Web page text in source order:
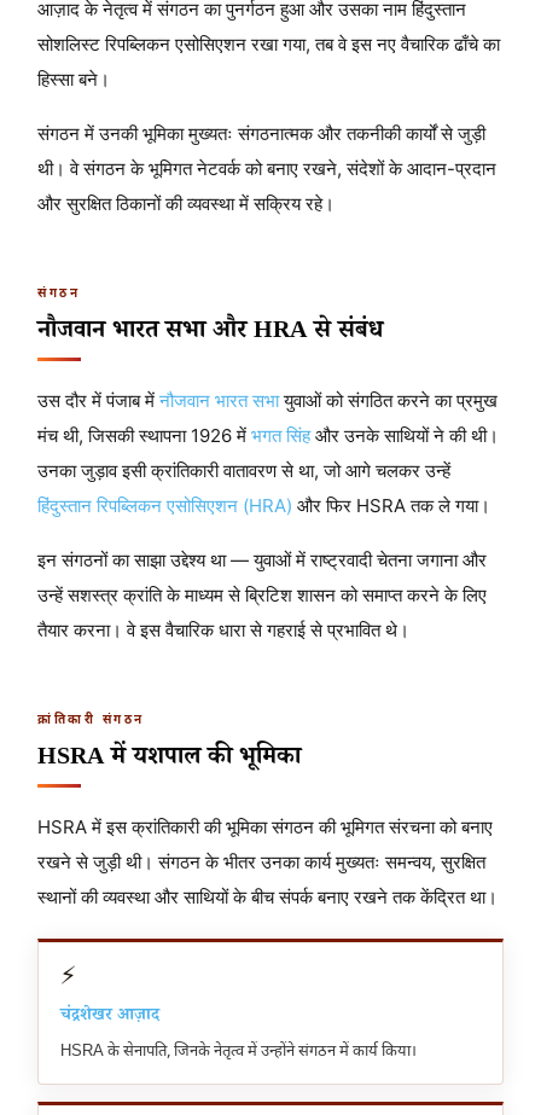
आज़ाद के नेतृत्व में संगठन का पुनर्गठन हुआ और उसका नाम हिंदुस्तान
सोशलिस्ट रिपब्लिकन एसोसिएशन रखा गया, तब वे इस नए वैचारिक ढाँचे का
हिस्सा बने।
संगठन में उनकी भूमिका मुख्यतः संगठनात्मक और तकनीकी कार्यों से जुड़ी
थी। वे संगठन के भूमिगत नेटवर्क को बनाए रखने, संदेशों के आदान-प्रदान
और सुरक्षित ठिकानों की व्यवस्था में सक्रिय रहे।
संगठन
नौजवान भारत सभा और HRA से संबंध
उस दौर में पंजाब मेंनौजवान भारत सभायुवाओं को संगठित करने का प्रमुख
मंच थी, जिसकी स्थापना 1926 में भगत सिंहऔर उनके साथियों ने की थी।
उनका जुड़ाव इसी क्रांतिकारी वातावरण से था, जो आगे चलकर उन्हें
हिंदुस्तान रिपब्लिकन एसोसिएशन (HRA) और फिर HSRA तक ले गया।
इन संगठनों का साझा उद्देश्य था — युवाओं में राष्ट्रवादी चेतना जगाना और
उन्हें सशस्त्र क्रांति के माध्यम से ब्रिटिश शासन को समाप्त करने के लिए
तैयार करना। वे इस वैचारिक धारा से गहराई से प्रभावित थे।
क्रांतिकारी संगठन
HSRA में यशपाल की भूमिका
HSRA में इस क्रांतिकारी की भूमिका संगठन की भूमिगत संरचना को बनाए
रखने से जुड़ी थी। संगठन के भीतर उनका कार्य मुख्यतः समन्वय, सुरक्षित
स्थानों की व्यवस्था और साथियों के बीच संपर्क बनाए रखने तक केंद्रित था।
⚡
चंद्रशेखर आज़ाद
HSRA के सेनापति, जिनके नेतृत्व में उन्होंने संगठन में कार्य किया।